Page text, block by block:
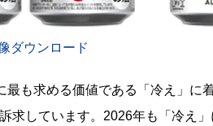
ダウンロード
も求める価値である「冷え」に
求しています。2026年も「冷え